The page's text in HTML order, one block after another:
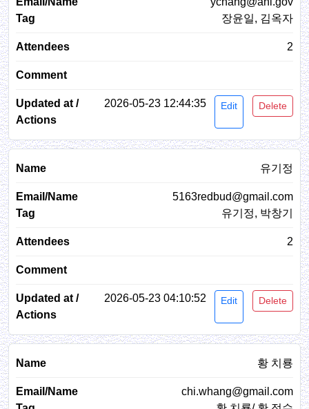
장윤일, 김옥자
2
2026-05-23 12:44:35 Edit Delete
유기정
5163redbud@gmail.com
유기정, 박창기
2
2026-05-23 04:10:52 Edit Delete
황 치룡
chi.whang@gmail.com